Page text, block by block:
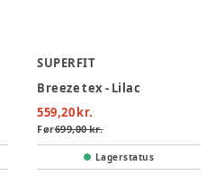
SUPERFIT
Breeze tex - Lilac
559,20 kr.
Før699,00 kr.
Lagerstatus